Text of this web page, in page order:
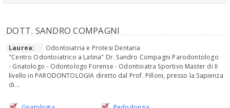
DOTT. SANDRO COMPAGNI
Laurea:
Odontoiatria e Protesi Dentaria
"Centro Odontoiatrico a Latina" Dr. Sandro Compagni Parodontologo
- Gnatologo - Odontologo Forense - Odontoiatra Sportivo Master di II
livello in PARODONTOLOGIA diretto dal Prof. Pilloni, presso la Sapienza
di...